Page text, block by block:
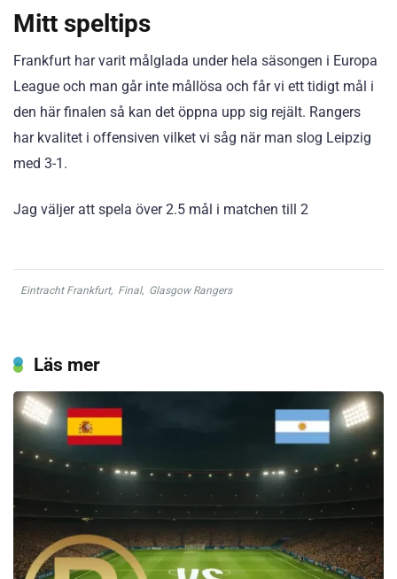
Mitt speltips
Frankfurt har varit målglada under hela säsongen i Europa
League och man går inte mållösa och får vi ett tidigt mål i
den här finalen så kan det öppna upp sig rejält. Rangers
har kvalitet i offensiven vilket vi såg när man slog Leipzig
med 3-1.
Jag väljer att spela över 2.5 mål i matchen till 2
Eintracht Frankfurt, Final, Glasgow Rangers
Läs mer